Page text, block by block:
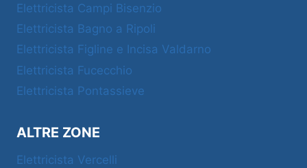
Elettricista Campi Bisenzio
Elettricista Bagno a Ripoli
Elettricista Figline e Incisa Valdarno
Elettricista Fucecchio
Elettricista Pontassieve
ALTRE ZONE
Elettricista Vercelli